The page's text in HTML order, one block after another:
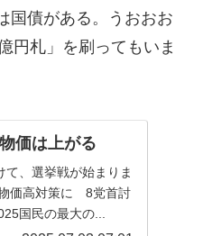
国債がある。うおおお
円札」を刷ってもいま
価は上がる
、選挙戦が始まりま
価高対策に 8党首討
国民の最大の...